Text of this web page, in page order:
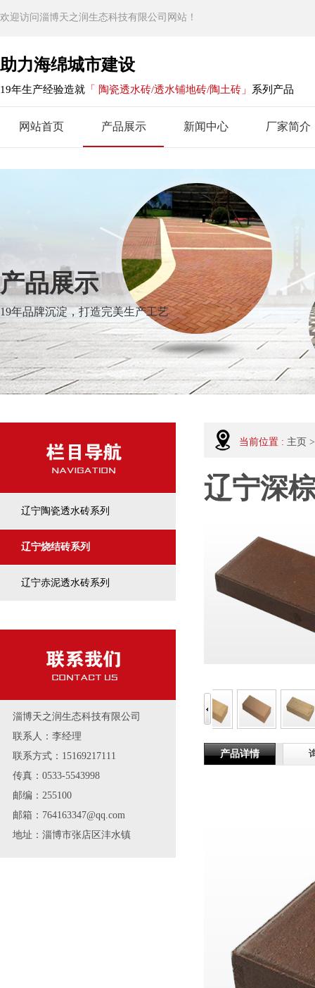
欢迎访问淄博天之润生态科技有限公司网站！
助力海绵城市建设
19年生产经验造就 「 陶瓷透水砖/透水铺地砖/陶土砖」 系列产品
网站首页 产品展示 新闻中心 厂家简介
产品展示
19年品牌沉淀，打造完美生产工艺
当前位置 : 主页
辽宁深
产品详情
辽宁陶瓷透水砖系列
辽宁烧结砖系列
辽宁赤泥透水砖系列
淄博天之润生态科技有限公司
联系人：李经理
联系方式：15169217111
传真：0533-5543998
邮编：255100
邮箱：764163347@qq.com
地址：淄博市张店区沣水镇